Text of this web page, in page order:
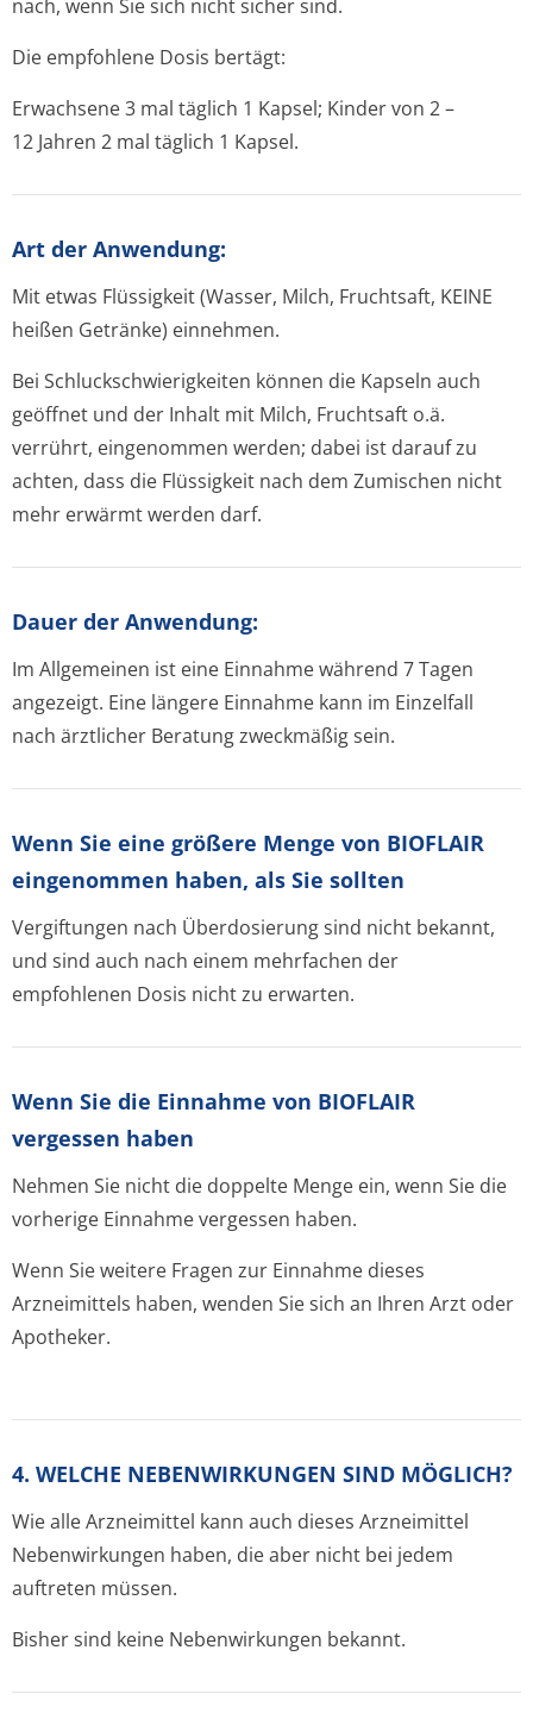
nach, wenn Sie sich nicht sicher sind.
Die empfohlene Dosis bertägt:
Erwachsene 3 mal täglich 1 Kapsel; Kinder von 2 –
12 Jahren 2 mal täglich 1 Kapsel.
Art der Anwendung:
Mit etwas Flüssigkeit (Wasser, Milch, Fruchtsaft, KEINE
heißen Getränke) einnehmen.
Bei Schluckschwie­rigkeiten können die Kapseln auch
geöffnet und der Inhalt mit Milch, Fruchtsaft o.ä.
verrührt, eingenommen werden; dabei ist darauf zu
achten, dass die Flüssigkeit nach dem Zumischen nicht
mehr erwärmt werden darf.
Dauer der Anwendung:
Im Allgemeinen ist eine Einnahme während 7 Tagen
angezeigt. Eine längere Einnahme kann im Einzelfall
nach ärztlicher Beratung zweckmäßig sein.
Wenn Sie eine größere Menge von BIOFLAIR
eingenommen haben, als Sie sollten
Vergiftungen nach Überdosierung sind nicht bekannt,
und sind auch nach einem mehrfachen der
empfohlenen Dosis nicht zu erwarten.
Wenn Sie die Einnahme von BIOFLAIR
vergessen haben
Nehmen Sie nicht die doppelte Menge ein, wenn Sie die
vorherige Einnahme vergessen haben.
Wenn Sie weitere Fragen zur Einnahme dieses
Arzneimittels haben, wenden Sie sich an Ihren Arzt oder
Apotheker.
4. WELCHE NEBENWIRKUNGEN SIND MÖGLICH?
Wie alle Arzneimittel kann auch dieses Arzneimittel
Nebenwirkungen haben, die aber nicht bei jedem
auftreten müssen.
Bisher sind keine Nebenwirkungen bekannt.